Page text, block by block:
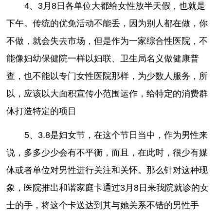
4、3月8日各单位大都给女性放半天假，也就是
下午。传统的优免活动不能丢，因为别人都在做，你
不做，就会失去市场，但是作为一家综合性医院，不
能像妇幼保健院一样以妇联、卫生局名义做健康普
查，也不能以专门女性医院那样，为少数人服务，所
以，应该以大面积宣传小范围运作，给特定的消费群
体打造特定的项目
5、3.8是妇女节，在这个节日当中，作为男性来
说，多多少少会有不平衡，而且，在此时，很少有媒
体或者单位对男性进行关注和关怀。那么针对这种现
象，医院推出和谐家庭卡通过3月8日来我院就诊的女
士的手，将这个卡送达到其与她关系不错的男性手